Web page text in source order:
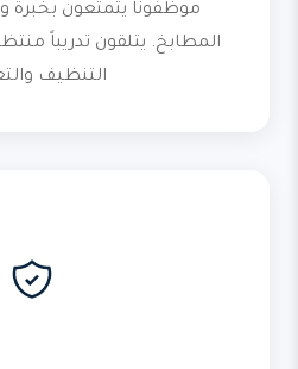
موظفونا يتمتعون
المطابخ. يتلقون تدريباً
التنظيف